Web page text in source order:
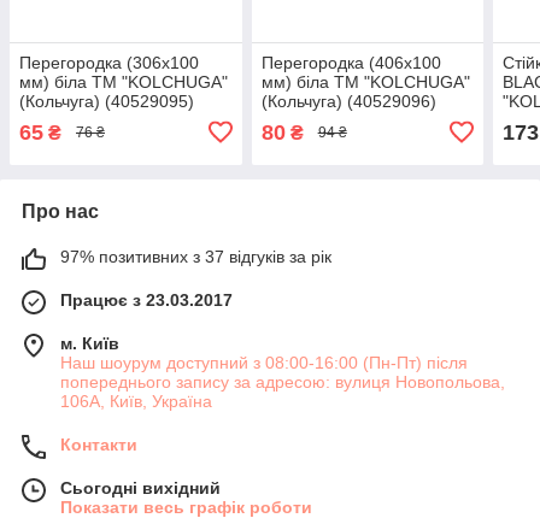
Перегородка (306х100
мм) біла ТМ "KOLCHUGA"
(Кольчуга) (40529095)
65 ₴ 76 ₴
Перегородка (406х100
мм) біла ТМ "KOLCHUGA"
(Кольчуга) (40529096)
80₴ 94 ₴ 173
Про нас
97% позитивних з 37 відгуків за рік
Працює з 23.03.2017
м. Київ
Наш шоурум доступний з 08:00-16:00 (Пн-Пт) після
попереднього запису за адресою: вулиця Новопольова,
106А, Київ, Україна
Контакти
Сьогодні вихідний
Показати весь графік роботи